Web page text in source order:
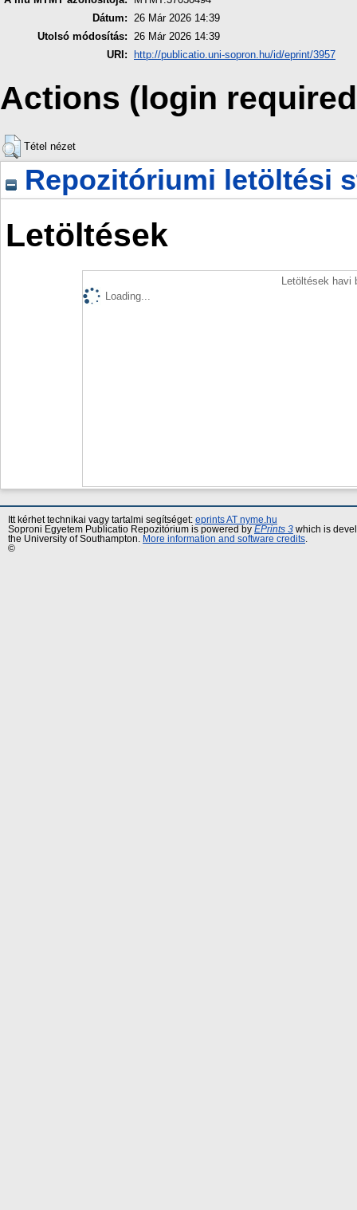
Dátum: 26 Már 2026 14:39
Utolsó módosítás: 26 Már 2026 14:39
URI:
http://publicatio.uni-sopron.hu/id/eprint/3957
Actions (login
Tétel nézet
Repozitóriumi letöltési
Letöltések
Letöltések havi
Loading...
Itt kérhet technikai vagy tartalmi segítséget: eprints AT nyme.hu
Soproni Egyetem Publicatio Repozitórium is powered by EPrints 3 which is
the University of Southampton.
More information and software credits
©